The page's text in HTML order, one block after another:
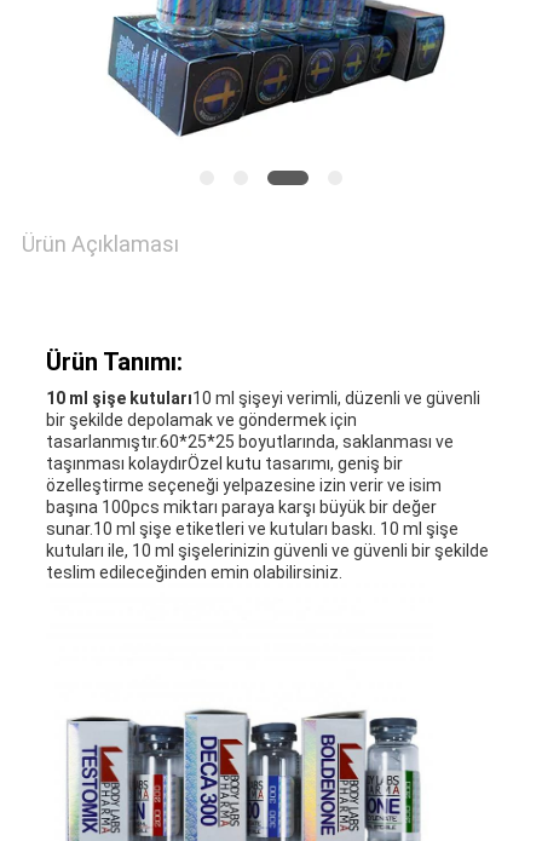
HABERLER
SITE
PRIVACY
POLICY
Ürün Açıklaması
Ürün Tanımı:
10 ml şişe kutuları10 ml şişeyi verimli, düzenli ve güvenli
bir şekilde depolamak ve göndermek için
tasarlanmıştır.60*25*25 boyutlarında, saklanması ve
taşınması kolaydırÖzel kutu tasarımı, geniş bir
özelleştirme seçeneği yelpazesine izin verir ve isim
başına 100pcs miktarı paraya karşı büyük bir değer
sunar.10 ml şişe etiketleri ve kutuları baskı. 10 ml şişe
kutuları ile, 10 ml şişelerinizin güvenli ve güvenli bir şekilde
teslim edileceğinden emin olabilirsiniz.